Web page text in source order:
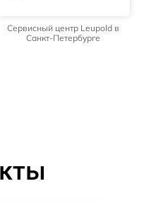
Сервисный центр Leupold в
Санкт-Петербурге